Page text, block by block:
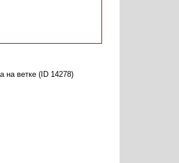
на ветке (ID 14278)